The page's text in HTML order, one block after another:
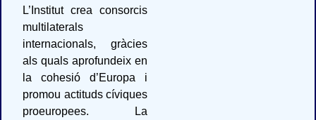
L’Institut crea consorcis
multilaterals
internacionals, gràcies
als quals aprofundeix en
la cohesió d’Europa i
promou actituds cíviques
proeuropees. La